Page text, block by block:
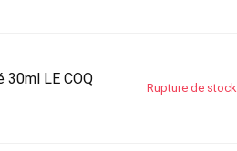
LE COQ
Rupture de stock